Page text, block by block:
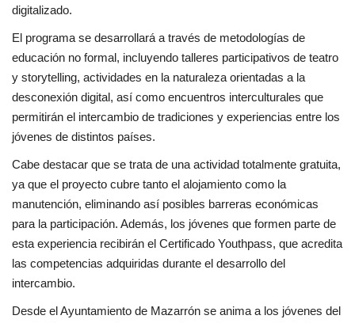
digitalizado.
El programa se desarrollará a través de metodologías de
educación no formal, incluyendo talleres participativos de teatro
y storytelling, actividades en la naturaleza orientadas a la
desconexión digital, así como encuentros interculturales que
permitirán el intercambio de tradiciones y experiencias entre los
jóvenes de distintos países.
Cabe destacar que se trata de una actividad totalmente gratuita,
ya que el proyecto cubre tanto el alojamiento como la
manutención, eliminando así posibles barreras económicas
para la participación. Además, los jóvenes que formen parte de
esta experiencia recibirán el Certificado Youthpass, que acredita
las competencias adquiridas durante el desarrollo del
intercambio.
Desde el Ayuntamiento de Mazarrón se anima a los jóvenes del